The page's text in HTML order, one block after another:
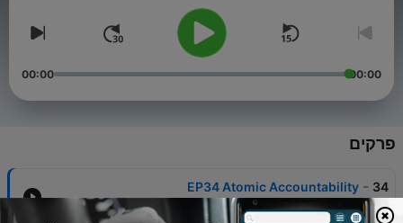
00:00
00:00
פרקים
34
-
EP34 Atomic Accountability
28 נוב' 2025